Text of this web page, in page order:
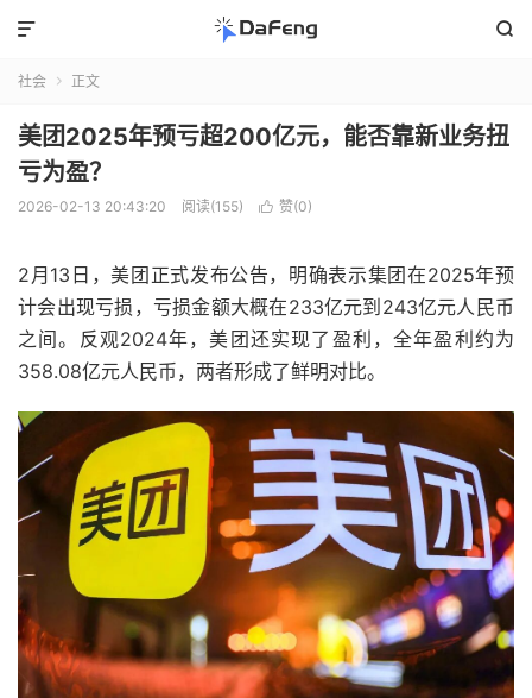


社会  正文
美团2025年预亏超200亿元，能否靠新业务扭
亏为盈？
2026-02-13 20:43:20 阅读(155)  赞(0)
2月13日，美团正式发布公告，明确表示集团在2025年预
计会出现亏损，亏损金额大概在233亿元到243亿元人民币
之间。反观2024年，美团还实现了盈利，全年盈利约为
358.08亿元人民币，两者形成了鲜明对比。